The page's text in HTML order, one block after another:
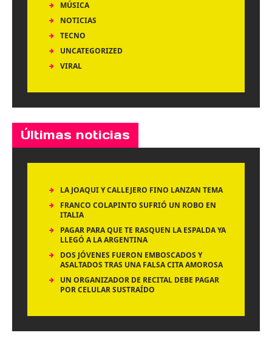
MÚSICA
NOTICIAS
TECNO
UNCATEGORIZED
VIRAL
Últimas noticias
LA JOAQUI Y CALLEJERO FINO LANZAN TEMA
FRANCO COLAPINTO SUFRIÓ UN ROBO EN
ITALIA
PAGAR PARA QUE TE RASQUEN LA ESPALDA YA
LLEGÓ A LA ARGENTINA
DOS JÓVENES FUERON EMBOSCADOS Y
ASALTADOS TRAS UNA FALSA CITA AMOROSA
UN ORGANIZADOR DE RECITAL DEBE PAGAR
POR CELULAR SUSTRAÍDO